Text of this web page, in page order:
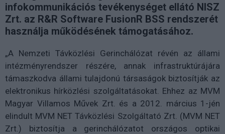
infokommunikációs tevékenységet ellátó NISZ
Zrt. az R&R Software FusionR BSS rendszerét
használja működésének támogatásához.
„A Nemzeti Távközlési Gerinchálózat révén az állami
intézményrendszer részére, annak infrastruktúrájára
támaszkodva állami tulajdonú társaságok biztosítják az
elektronikus hírközlési szolgáltatásokat. Ehhez az MVM
Magyar Villamos Művek Zrt. és a 2012. március 1-jén
elindult MVM NET Távközlési Szolgáltató Zrt. (MVM NET
Zrt.) biztosítja a gerinchálózatot országos optikai